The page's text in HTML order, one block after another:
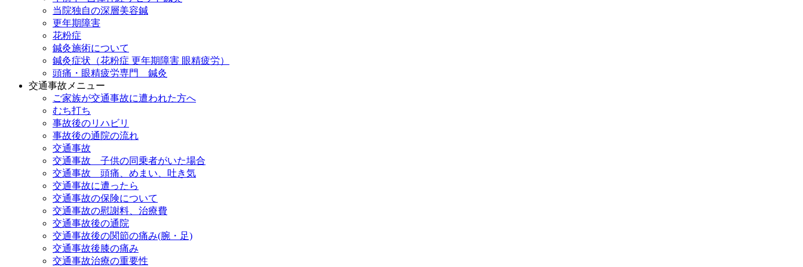
当院独自の深層美容鍼
更年期障害
花粉症
鍼灸施術について
鍼灸症状（花粉症 更年期障害 眼精疲労）
頭痛・眼精疲労専門 鍼灸
交通事故メニュー
ご家族が交通事故に遭われた方へ
むち打ち
事故後のリハビリ
事故後の通院の流れ
交通事故
交通事故 子供の同乗者がいた場合
交通事故 頭痛、めまい、吐き気
交通事故に遭ったら
交通事故の保険について
交通事故の慰謝料、治療費
交通事故後の通院
交通事故後の関節の痛み(腕・足)
交通事故後膝の痛み
交通事故治療の重要性